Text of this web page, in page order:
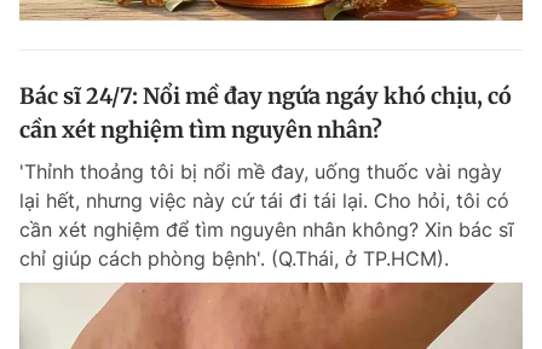
Bác sĩ 24/7: Nổi mề đay ngứa ngáy khó chịu, có
cần xét nghiệm tìm nguyên nhân?
'Thỉnh thoảng tôi bị nổi mề đay, uống thuốc vài ngày
lại hết, nhưng việc này cứ tái đi tái lại. Cho hỏi, tôi có
cần xét nghiệm để tìm nguyên nhân không? Xin bác sĩ
chỉ giúp cách phòng bệnh'. (Q.Thái, ở TP.HCM).